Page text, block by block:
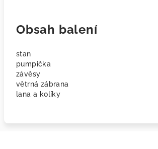
Obsah balení
stan
pumpička
závěsy
větrná zábrana
lana a kolíky